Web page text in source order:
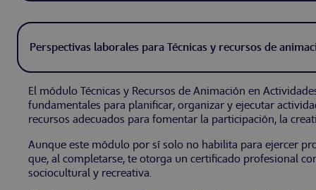
Perspectivas laborales para Técnicas y recursos de
El módulo Técnicas y Recursos de Animación en
fundamentales para planificar, organizar y ejecutar
recursos adecuados para fomentar la participación, la
Aunque este módulo por sí solo no habilita para ejercer
que, al completarse, te otorga un certificado profesional
sociocultural y recreativa.